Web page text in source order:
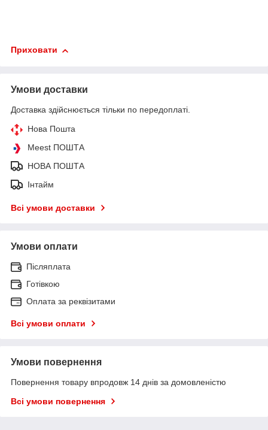
Приховати
Умови доставки
Доставка здійснюється тільки по передоплаті.
Нова Пошта
Meest ПОШТА
НОВА ПОШТА
Інтайм
Всі умови доставки
Умови оплати
Післяплата
Готівкою
Оплата за реквізитами
Всі умови оплати
Умови повернення
Повернення товару впродовж 14 днів за домовленістю
Всі умови повернення